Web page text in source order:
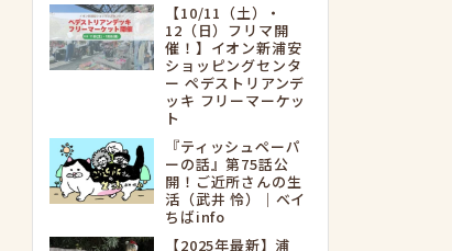
【10/11（土）・
12（日）フリマ開
催！】イオン新浦安
ショッピングセンタ
ー ペデストリアンデ
ッキ フリーマーケッ
ト
『ティッシュペーパ
ーの話』第75話公
開！ご近所さんの生
活（武井 怜）｜ベイ
ちばinfo
【2025年最新】浦